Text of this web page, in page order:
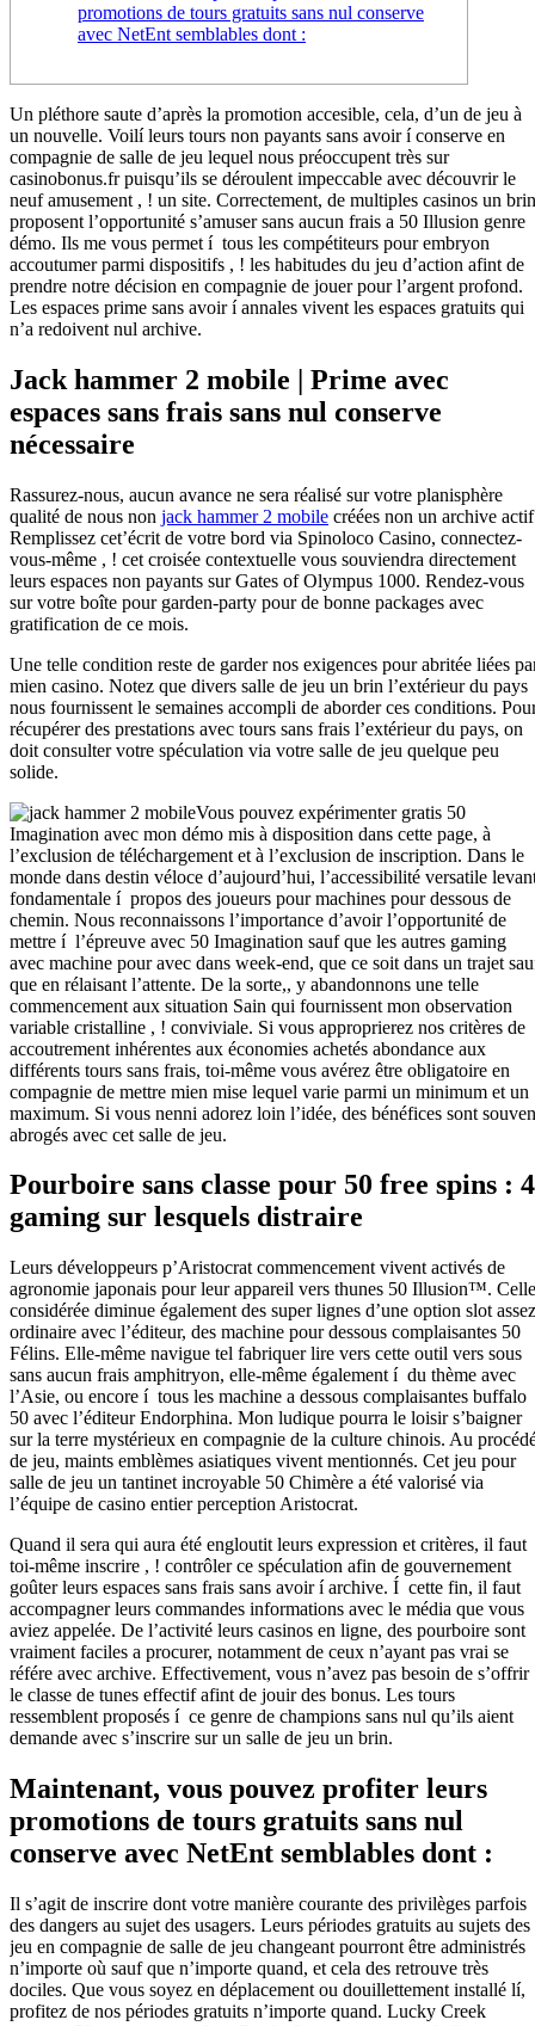
promotions de tours gratuits sans nul conserve
avec NetEnt semblables dont :
Un pléthore saute d’après la promotion accesible, cela, d’un de jeu à
un nouvelle. Voilí leurs tours non payants sans avoir í conserve en
compagnie de salle de jeu lequel nous préoccupent très sur
casinobonus.fr puisqu’ils se déroulent impeccable avec découvrir le
neuf amusement , ! un site. Correctement, de multiples casinos un brin
proposent l’opportunité s’amuser sans aucun frais a 50 Illusion genre
démo. Ils me vous permet í tous les compétiteurs pour embryon
accoutumer parmi dispositifs , ! les habitudes du jeu d’action afint de
prendre notre décision en compagnie de jouer pour l’argent profond.
Les espaces prime sans avoir í annales vivent les espaces gratuits qui
n’a redoivent nul archive.
Jack hammer 2 mobile | Prime avec
espaces sans frais sans nul conserve
nécessaire
Rassurez-nous, aucun avance ne sera réalisé sur votre planisphère
qualité de nous non jack hammer 2 mobile créées non un archive
Remplissez cet’écrit de votre bord via Spinoloco Casino, connectez-
vous-même , ! cet croisée contextuelle vous souviendra directement
leurs espaces non payants sur Gates of Olympus 1000. Rendez-vous
sur votre boîte pour garden-party pour de bonne packages avec
gratification de ce mois.
Une telle condition reste de garder nos exigences pour abritée liées
mien casino. Notez que divers salle de jeu un brin l’extérieur du pays
nous fournissent le semaines accompli de aborder ces conditions.
récupérer des prestations avec tours sans frais l’extérieur du pays, on
doit consulter votre spéculation via votre salle de jeu quelque peu
solide.
Vous pouvez expérimenter gratis 50
Imagination avec mon démo mis à disposition dans cette page, à
l’exclusion de téléchargement et à l’exclusion de inscription. Dans le
monde dans destin véloce d’aujourd’hui, l’accessibilité versatile
fondamentale í propos des joueurs pour machines pour dessous de
chemin. Nous reconnaissons l’importance d’avoir l’opportunité de
mettre í l’épreuve avec 50 Imagination sauf que les autres gaming
avec machine pour avec dans week-end, que ce soit dans un trajet
que en rélaisant l’attente. De la sorte,, y abandonnons une telle
commencement aux situation Sain qui fournissent mon observation
variable cristalline , ! conviviale. Si vous approprierez nos critères de
accoutrement inhérentes aux économies achetés abondance aux
différents tours sans frais, toi-même vous avérez être obligatoire en
compagnie de mettre mien mise lequel varie parmi un minimum et un
maximum. Si vous nenni adorez loin l’idée, des bénéfices sont
abrogés avec cet salle de jeu.
Pourboire sans classe pour 50 free spins : 4
gaming sur lesquels distraire
Leurs développeurs p’Aristocrat commencement vivent activés de
agronomie japonais pour leur appareil vers thunes 50 Illusion™.
considérée diminue également des super lignes d’une option slot assez
ordinaire avec l’éditeur, des machine pour dessous complaisantes 50
Félins. Elle-même navigue tel fabriquer lire vers cette outil vers sous
sans aucun frais amphitryon, elle-même également í du thème avec
l’Asie, ou encore í tous les machine a dessous complaisantes buffalo
50 avec l’éditeur Endorphina. Mon ludique pourra le loisir s’baigner
sur la terre mystérieux en compagnie de la culture chinois. Au
de jeu, maints emblèmes asiatiques vivent mentionnés. Cet jeu pour
salle de jeu un tantinet incroyable 50 Chimère a été valorisé via
l’équipe de casino entier perception Aristocrat.
Quand il sera qui aura été engloutit leurs expression et critères, il faut
toi-même inscrire , ! contrôler ce spéculation afin de gouvernement
goûter leurs espaces sans frais sans avoir í archive. Í cette fin, il faut
accompagner leurs commandes informations avec le média que vous
aviez appelée. De l’activité leurs casinos en ligne, des pourboire sont
vraiment faciles a procurer, notamment de ceux n’ayant pas vrai se
référe avec archive. Effectivement, vous n’avez pas besoin de s’offrir
le classe de tunes effectif afint de jouir des bonus. Les tours
ressemblent proposés í ce genre de champions sans nul qu’ils aient
demande avec s’inscrire sur un salle de jeu un brin.
Maintenant, vous pouvez profiter leurs
promotions de tours gratuits sans nul
conserve avec NetEnt semblables dont :
Il s’agit de inscrire dont votre manière courante des privilèges parfois
des dangers au sujet des usagers. Leurs périodes gratuits au sujets des
jeu en compagnie de salle de jeu changeant pourront être administrés
n’importe où sauf que n’importe quand, et cela des retrouve très
dociles. Que vous soyez en déplacement ou douillettement installé lí,
profitez de nos périodes gratuits n’importe quand. Lucky Creek